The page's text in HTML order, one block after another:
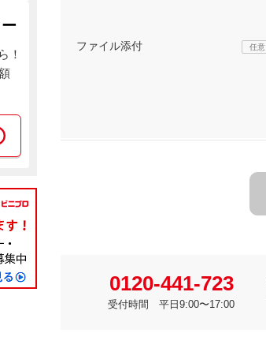
ファイル添付
0120-441-723
受付時間 平日9:00〜17:00
！